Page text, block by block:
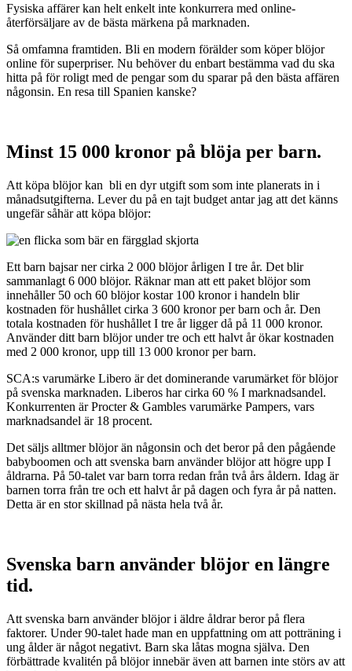
Fysiska affärer kan helt enkelt inte konkurrera med online-
återförsäljare av de bästa märkena på marknaden.
Så omfamna framtiden. Bli en modern förälder som köper blöjor
online för superpriser. Nu behöver du enbart bestämma vad du ska
hitta på för roligt med de pengar som du sparar på den bästa affären
någonsin. En resa till Spanien kanske?
Minst 15 000 kronor på blöja per barn.
Att köpa blöjor kan bli en dyr utgift som som inte planerats in i
månadsutgifterna. Lever du på en tajt budget antar jag att det känns
ungefär såhär att köpa blöjor:
Ett barn bajsar ner cirka 2 000 blöjor årligen I tre år. Det blir
sammanlagt 6 000 blöjor. Räknar man att ett paket blöjor som
innehåller 50 och 60 blöjor kostar 100 kronor i handeln blir
kostnaden för hushållet cirka 3 600 kronor per barn och år. Den
totala kostnaden för hushållet I tre år ligger då på 11 000 kronor.
Använder ditt barn blöjor under tre och ett halvt år ökar kostnaden
med 2 000 kronor, upp till 13 000 kronor per barn.
SCA:s varumärke Libero är det dominerande varumärket för blöjor
på svenska marknaden. Liberos har cirka 60 % I marknadsandel.
Konkurrenten är Procter & Gambles varumärke Pampers, vars
marknadsandel är 18 procent.
Det säljs alltmer blöjor än någonsin och det beror på den pågående
babyboomen och att svenska barn använder blöjor att högre upp I
åldrarna. På 50-talet var barn torra redan från två års åldern. Idag är
barnen torra från tre och ett halvt år på dagen och fyra år på natten.
Detta är en stor skillnad på nästa hela två år.
Svenska barn använder blöjor en längre
tid.
Att svenska barn använder blöjor i äldre åldrar beror på flera
faktorer. Under 90-talet hade man en uppfattning om att potträning i
ung ålder är något negativt. Barn ska låtas mogna själva. Den
förbättrade kvalitén på blöjor innebär även att barnen inte störs av att